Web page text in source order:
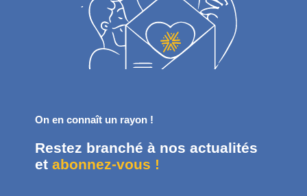
On en connaît un rayon !
Restez branché à nos actualités
etabonnez-vous !